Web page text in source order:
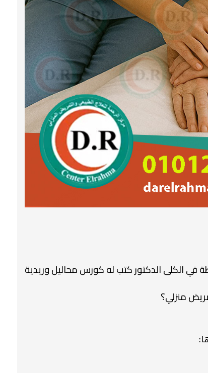
بسيطة في الكلى الدكتور كتب له كورس محاليل وريدية
منزلي؟